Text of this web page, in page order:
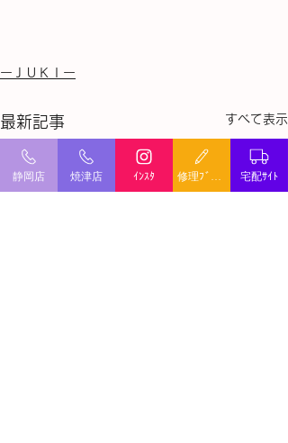
ーＪＵＫＩー
最新記事 すべて表示
静岡店 焼津店 ｲﾝｽﾀ 宅配ｻｲﾄ